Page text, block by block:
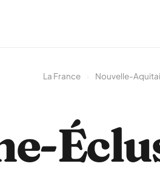
La France Nouvelle-